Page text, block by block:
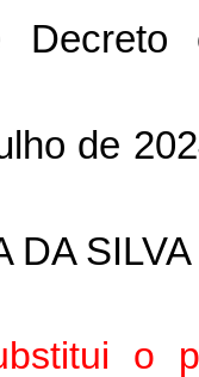
de
DA SILVA
o